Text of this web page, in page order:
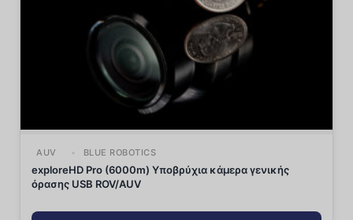
AUV BLUE ROBOTICS
exploreHD Pro (6000m) Υποβρύχια κάμερα γενικής
όρασης USB ROV/AUV